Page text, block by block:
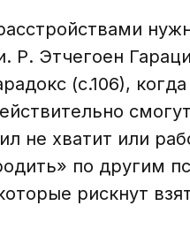
Р. Этчегоен
(с.106),
не хватит или
по другим
рискнут